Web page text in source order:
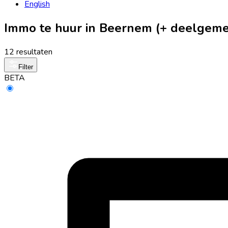
English
Immo te huur in Beernem (+
12 resultaten
Filter
BETA